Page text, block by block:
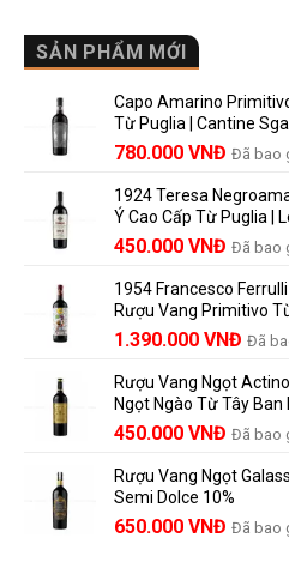
lựa
chọn
đáng
nhãn
rượu
vang
và
những
người
vang
nên
biết
Được
Bao
Lâu?
Hướng
Dẫn
Lưu
Trữ
Và
Thành
SẢN PHẨM MỚI
Capo Amarino
Từ Puglia | Cantine
Giá
là:
858.000 VNĐ.
780.000 VNĐ Giá
tại
là:
Đã bao
1924 Teresa
Ý Cao Cấp Từ Puglia |
Giá
là:
495.000 VNĐ.
450.000 VNĐ Giá
tại
là:
Đã bao
1954 Francesco
Rượu Vang Primitivo
Giá
là:
1.529.000 VNĐ.
1.390.000 VNĐ Giá
tại
là:
Đã
Rượu Vang Ngọt
Ngọt Ngào Từ Tây Ban
450.000 VNĐ Đã bao
Rượu Vang Ngọt
Semi Dolce 10%
650.000 VNĐ Đã bao